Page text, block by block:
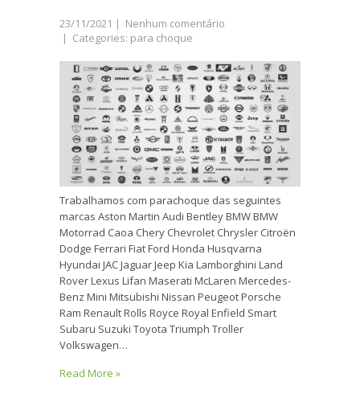
23/11/2021 | Nenhum comentário
| Categories: para choque
Trabalhamos com parachoque das seguintes
marcas Aston Martin Audi Bentley BMW BMW
Motorrad Caoa Chery Chevrolet Chrysler Citroën
Dodge Ferrari Fiat Ford Honda Husqvarna
Hyundai JAC Jaguar Jeep Kia Lamborghini Land
Rover Lexus Lifan Maserati McLaren Mercedes-
Benz Mini Mitsubishi Nissan Peugeot Porsche
Ram Renault Rolls Royce Royal Enfield Smart
Subaru Suzuki Toyota Triumph Troller
Volkswagen…
Read More »